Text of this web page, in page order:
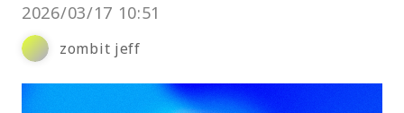
2026/03/17 10:51
zombit jeff